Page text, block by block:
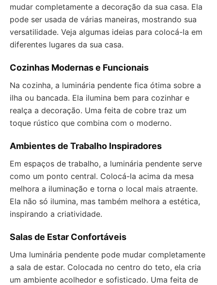
mudar completamente a decoração da sua casa. Ela
pode ser usada de várias maneiras, mostrando sua
versatilidade. Veja algumas ideias para colocá-la em
diferentes lugares da sua casa.
Cozinhas Modernas e Funcionais
Na cozinha, a luminária pendente fica ótima sobre a
ilha ou bancada. Ela ilumina bem para cozinhar e
realça a decoração. Uma feita de cobre traz um
toque rústico que combina com o moderno.
Ambientes de Trabalho Inspiradores
Em espaços de trabalho, a luminária pendente serve
como um ponto central. Colocá-la acima da mesa
melhora a iluminação e torna o local mais atraente.
Ela não só ilumina, mas também melhora a estética,
inspirando a criatividade.
Salas de Estar Confortáveis
Uma luminária pendente pode mudar completamente
a sala de estar. Colocada no centro do teto, ela cria
um ambiente acolhedor e sofisticado. Uma feita de